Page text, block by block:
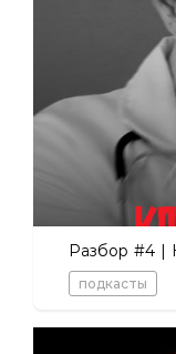
Разбор #4 |
подкасты